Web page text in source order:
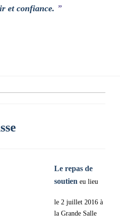
et confiance. ”
Le repas de
soutien eu lieu
le 2 juillet 2016 à
la Grande Salle